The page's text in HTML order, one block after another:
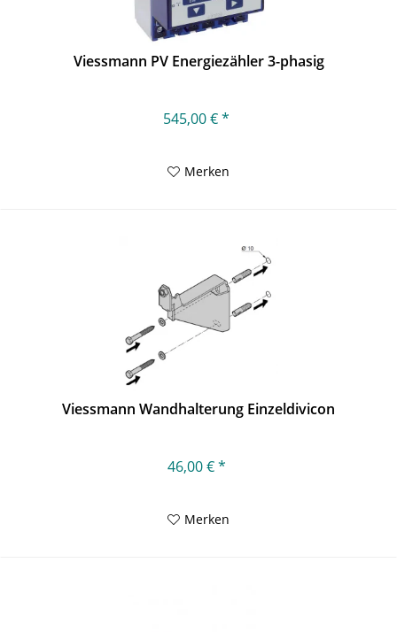
Viessmann PV Energiezähler 3-phasig
545,00 € *
Merken
Viessmann Wandhalterung Einzeldivicon
46,00 € *
Merken